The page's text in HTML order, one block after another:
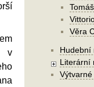
v
Věra
Hudební
Literární